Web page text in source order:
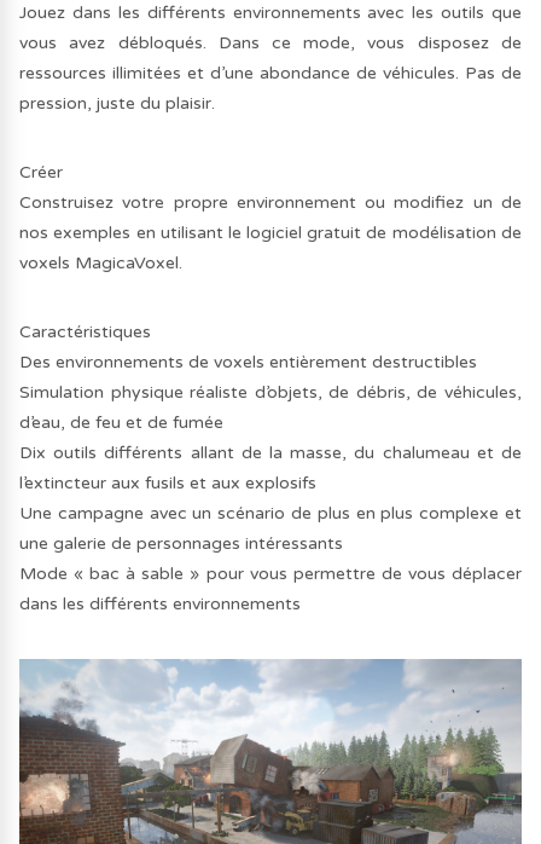
Jouez dans les différents environnements avec les outils que
vous avez débloqués. Dans ce mode, vous disposez de
ressources illimitées et d’une abondance de véhicules. Pas de
pression, juste du plaisir.
Créer
Construisez votre propre environnement ou modifiez un de
nos exemples en utilisant le logiciel gratuit de modélisation de
voxels MagicaVoxel.
Caractéristiques
Des environnements de voxels entièrement destructibles
Simulation physique réaliste d’objets, de débris, de véhicules,
d’eau, de feu et de fumée
Dix outils différents allant de la masse, du chalumeau et de
l’extincteur aux fusils et aux explosifs
Une campagne avec un scénario de plus en plus complexe et
une galerie de personnages intéressants
Mode « bac à sable » pour vous permettre de vous déplacer
dans les différents environnements